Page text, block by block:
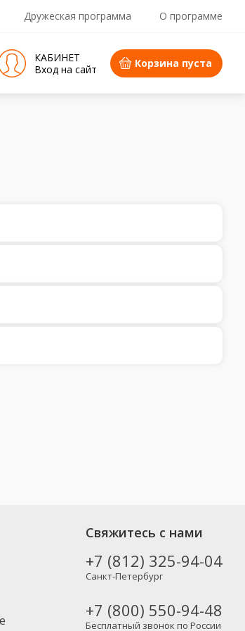
Дружеская программа О программе
КАБИНЕТ
Вход на сайт
Корзина пуста
Свяжитесь с нами
+7 (812) 325-94-04
Санкт-Петербург
+7 (800) 550-94-48
Бесплатный звонок по России